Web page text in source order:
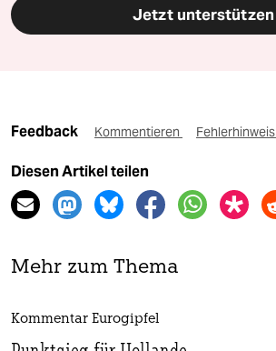
Jetzt unterstützen
Feedback Kommentieren Fehlerhinweis
Diesen Artikel teilen
Mehr zum Thema
Kommentar Eurogipfel